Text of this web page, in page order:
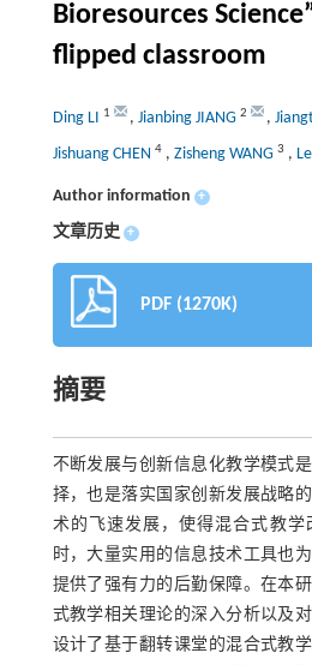
Bioresources
flipped classroom
Ding LI 1 , Jianbing JIANG 2 ,
Jishuang CHEN 4, Zisheng WANG 3 ,
Author information +
文章历史 +
PDF (1270K)
摘要
不断发展与创新信息化教学模式
择，也是落实国家创新发展战略
术的飞速发展，使得混合式教学
时，大量实用的信息技术工具也
提供了强有力的后勤保障。在本
式教学相关理论的深入分析以及
设计了基于翻转课堂的混合式教